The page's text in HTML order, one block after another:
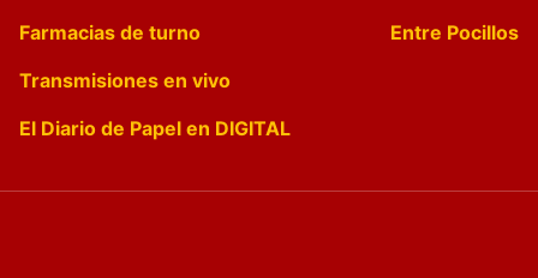
Farmacias de turno
Entre Pocillos
Transmisiones en vivo
El Diario de Papel en DIGITAL